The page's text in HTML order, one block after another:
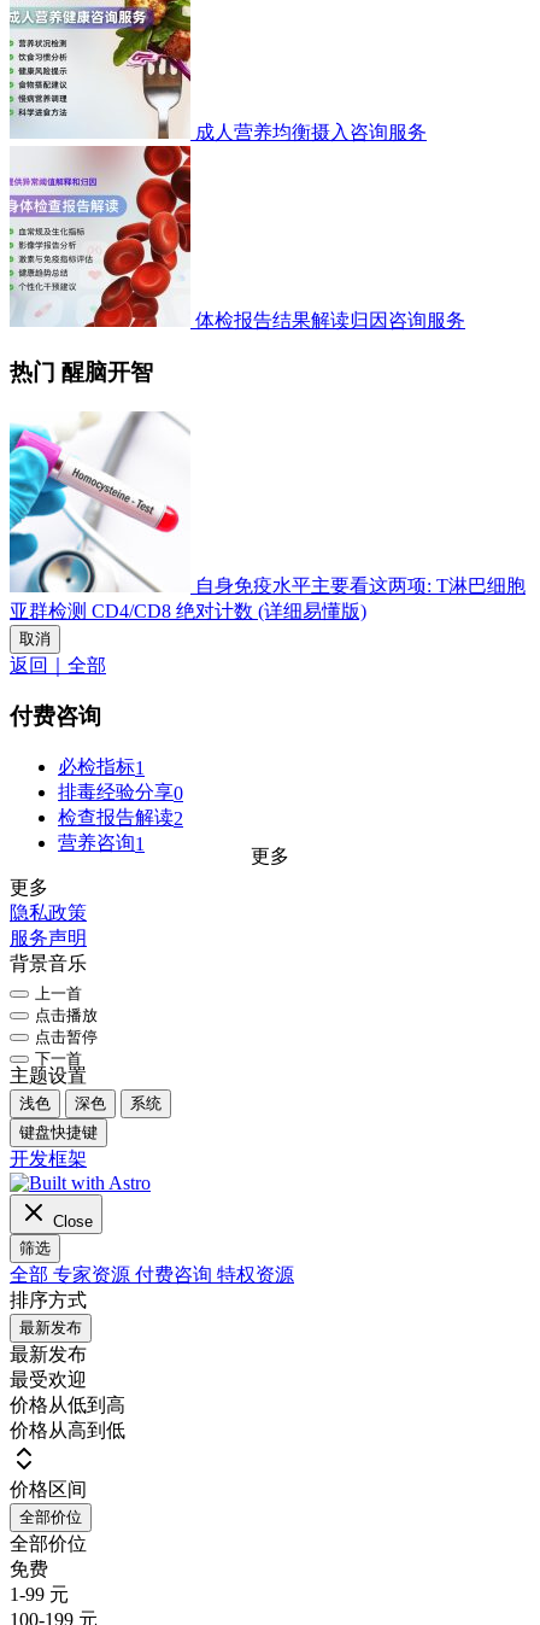
成人营养均衡摄入咨询服务
体检报告结果解读归因咨询服务
热门 醒脑开智
自身免疫水平主要看这两项: T淋巴细胞
亚群检测 CD4/CD8 绝对计数 (详细易懂版)
取消
返回｜全部
付费咨询
必检指标1
排毒经验分享0
检查报告解读2
营养咨询1
更多
更多
隐私政策
服务声明
背景音乐
上一首
点击播放
点击暂停
下一首
主题设置
浅色 深色
系统
键盘快捷键
开发框架
Close
筛选
全部 专家资源 付费咨询 特权资源
排序方式
最新发布
最新发布
最受欢迎
价格从低到高
价格从高到低
价格区间
全部价位
全部价位
免费
1-99 元
100-199 元